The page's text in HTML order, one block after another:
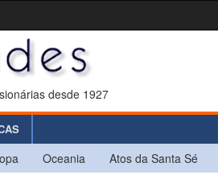
desde 1927
Oceania Atos da Santa Sé